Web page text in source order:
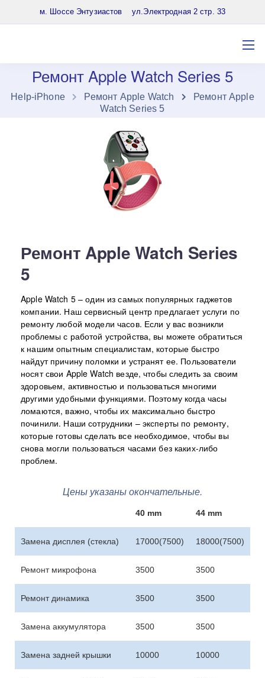
8 (903) 961-65-64
м. Шоссе Энтузиастов ул.Электродная 2 стр. 33
Ремонт Apple Watch Series 5
Нelp-iPhone Ремонт Apple Watch
Ремонт Apple
Watch Series 5
Ремонт Apple Watch Series
5
Apple Watch 5 – один из самых популярных гаджетов
компании. Наш сервисный центр предлагает услуги по
ремонту любой модели часов. Если у вас возникли
проблемы с работой устройства, вы можете обратиться
к нашим опытным специалистам, которые быстро
найдут причину поломки и устранят ее. Пользователи
носят свои Apple Watch везде, чтобы следить за своим
здоровьем, активностью и пользоваться многими
другими удобными функциями. Поэтому когда часы
ломаются, важно, чтобы их максимально быстро
починили. Наши сотрудники – эксперты по ремонту,
которые готовы сделать все необходимое, чтобы вы
снова могли пользоваться часами без каких-либо
проблем.
Цены указаны окончательные.
40 mm 44 mm
Замена дисплея (стекла) 17000(7500) 18000(7500)
Ремонт микрофона 3500 3500
Ремонт динамика 3500 3500
Замена аккумулятора 3500 3500
Замена задней крышки 10000 10000